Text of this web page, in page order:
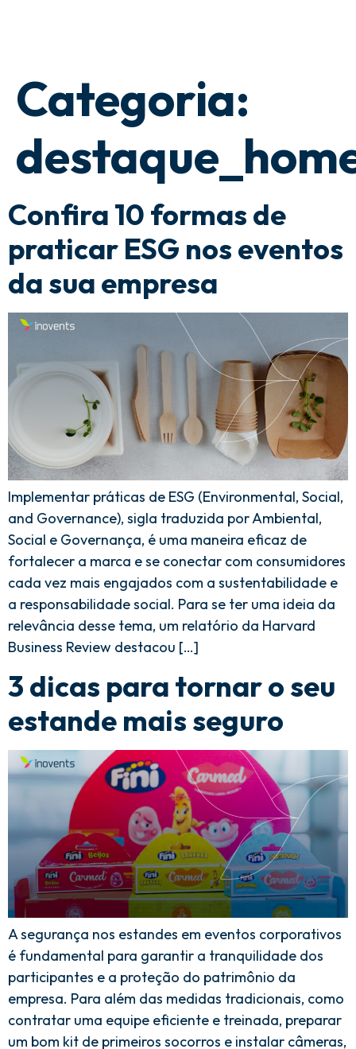
Categoria:
Confira 10 formas de
praticar ESG nos eventos
da sua empresa
Implementar práticas de ESG (Environmental, Social,
and Governance), sigla traduzida por Ambiental,
Social e Governança, é uma maneira eficaz de
fortalecer a marca e se conectar com consumidores
cada vez mais engajados com a sustentabilidade e
a responsabilidade social. Para se ter uma ideia da
relevância desse tema, um relatório da Harvard
Business Review destacou […]
3 dicas para tornar o seu
estande mais seguro
A segurança nos estandes em eventos corporativos
é fundamental para garantir a tranquilidade dos
participantes e a proteção do patrimônio da
empresa. Para além das medidas tradicionais, como
contratar uma equipe eficiente e treinada, preparar
um bom kit de primeiros socorros e instalar câmeras,